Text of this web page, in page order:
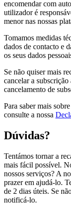
encomendar com
utilizador é
menor nas nossas
Tomamos medidas
dados de contacto e
os seus dados
Se não quiser mais
cancelar a
cancelamento de
Para saber mais
consulte a nossa
Dúvidas?
Tentámos tornar a
mais fácil possível.
nossos serviços? A
prazer em ajudá-lo.
de 2 dias úteis. Se
notificá-lo.